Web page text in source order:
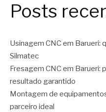
Posts
Usinagem CNC em Barueri:
Silmatec
Fresagem CNC em Barueri:
resultado garantido
Montagem de
parceiro ideal